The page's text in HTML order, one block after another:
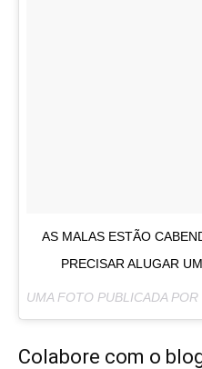
AS MALAS ESTÃO
PRECISAR ALUGAR
Colabore com o